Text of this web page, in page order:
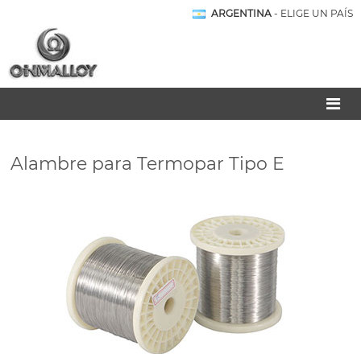
ARGENTINA - ELIGE UN PAÍS
Alambre para Termopar Tipo E